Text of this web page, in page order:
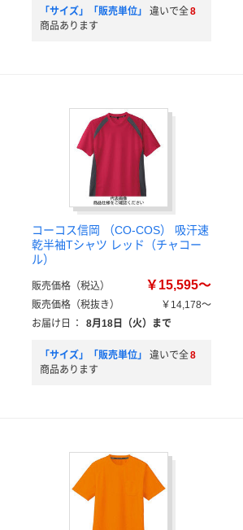
「サイズ」「販売単位」 違いで全8
商品あります
コーコス信岡 （CO-COS） 吸汗速
乾半袖Tシャツ レッド（チャコー
ル）
販売価格（税込） ￥15,595～
販売価格（税抜き）
￥14,178～
お届け日
： 8月18日（火）まで
「サイズ」「販売単位」 違いで全8
商品あります